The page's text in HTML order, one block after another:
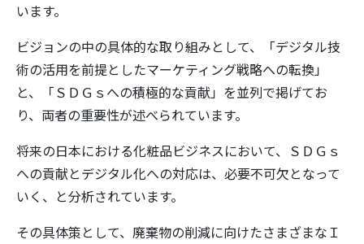
います。
ビジョンの中の具体的な取り組みとして、「デジタル技
術の活用を前提としたマーケティング戦略への転換」
と、「ＳＤＧｓへの積極的な貢献」を並列で掲げてお
り、両者の重要性が述べられています。
将来の日本における化粧品ビジネスにおいて、ＳＤＧｓ
への貢献とデジタル化への対応は、必要不可欠となって
いく、と分析されています。
その具体策として、廃棄物の削減に向けたさまざまなＩ